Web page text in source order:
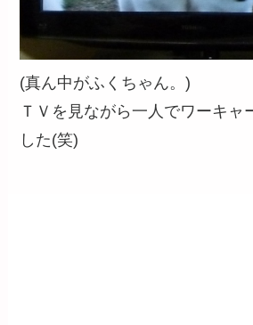
(真ん中がふくちゃん。)
ＴＶを見ながら一人でワーキャ
した(笑)